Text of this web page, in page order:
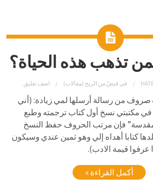
تذهب هذه الحياة؟
في قبضٌ من الريح (مقالات) اضف تعليق
صروف من رسالة أرسلها لمي زيادة: (أني
مكتبتي نسخ أول كتاب ترجمته وطبع
فإن مرتب الحروف حفظ النسخ
كتابا أهداه إلي وهو ثمين عندي وسيكون
عرفوا قيمة الادب).
أكمل القراءة »